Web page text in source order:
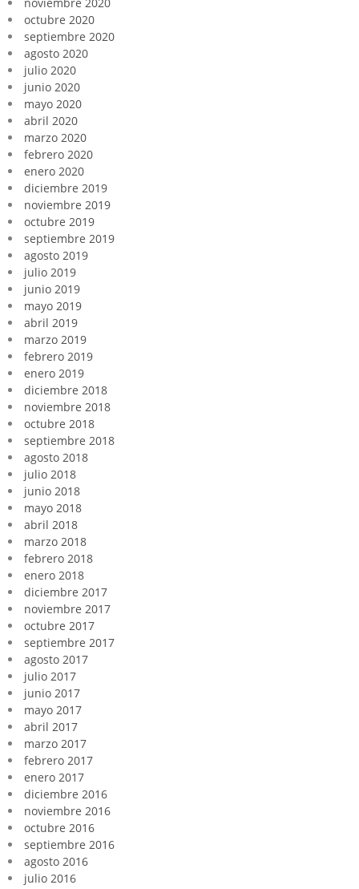
octubre 2020
septiembre 2020
agosto 2020
julio 2020
junio 2020
mayo 2020
abril 2020
marzo 2020
febrero 2020
enero 2020
diciembre 2019
noviembre 2019
octubre 2019
septiembre 2019
agosto 2019
julio 2019
junio 2019
mayo 2019
abril 2019
marzo 2019
febrero 2019
enero 2019
diciembre 2018
noviembre 2018
octubre 2018
septiembre 2018
agosto 2018
julio 2018
junio 2018
mayo 2018
abril 2018
marzo 2018
febrero 2018
enero 2018
diciembre 2017
noviembre 2017
octubre 2017
septiembre 2017
agosto 2017
julio 2017
junio 2017
mayo 2017
abril 2017
marzo 2017
febrero 2017
enero 2017
diciembre 2016
noviembre 2016
octubre 2016
septiembre 2016
agosto 2016
julio 2016